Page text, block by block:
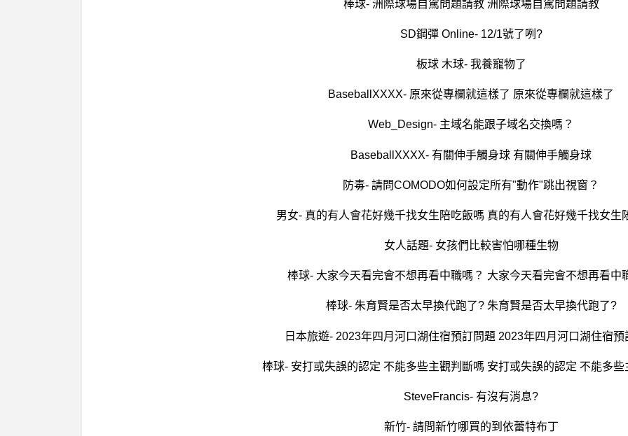
棒球- 洲際球場自駕問題請教 洲際球場自駕問題請教
SD鋼彈 Online- 12/1號了咧?
板球 木球- 我養寵物了
BaseballXXXX- 原來從專欄就這樣了 原來從專欄就這樣了
Web_Design- 主域名能跟子域名交換嗎？
BaseballXXXX- 有關伸手觸身球 有關伸手觸身球
防毒- 請問COMODO如何設定所有"動作"跳出視窗？
男女- 真的有人會花好幾千找女生陪吃飯嗎 真的有人會花好幾千找女生
女人話題- 女孩們比較害怕哪種生物
棒球- 大家今天看完會不想再看中職嗎？ 大家今天看完會不想再看中
棒球- 朱育賢是否太早換代跑了? 朱育賢是否太早換代跑了?
日本旅遊- 2023年四月河口湖住宿預訂問題 2023年四月河口湖住宿預
棒球- 安打或失誤的認定 不能多些主觀判斷嗎 安打或失誤的認定 不能多些
SteveFrancis- 有沒有消息?
新竹- 請問新竹哪買的到依蕾特布丁